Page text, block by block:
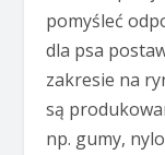
pomyśleć
dla psa
zakresie na
są
np. gumy,